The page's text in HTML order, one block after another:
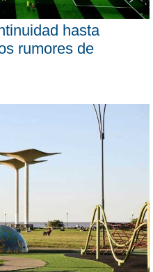
hasta
rumores de